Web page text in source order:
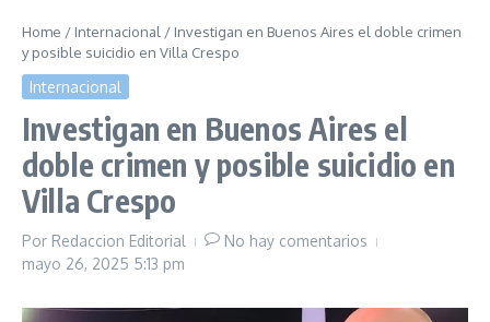
Home / Internacional / Investigan en Buenos Aires el doble crimen
y posible suicidio en Villa Crespo
Internacional
Investigan en Buenos Aires el
doble crimen y posible suicidio en
Villa Crespo
Por Redaccion Editorial
No hay comentarios
mayo 26, 2025 5:13 pm